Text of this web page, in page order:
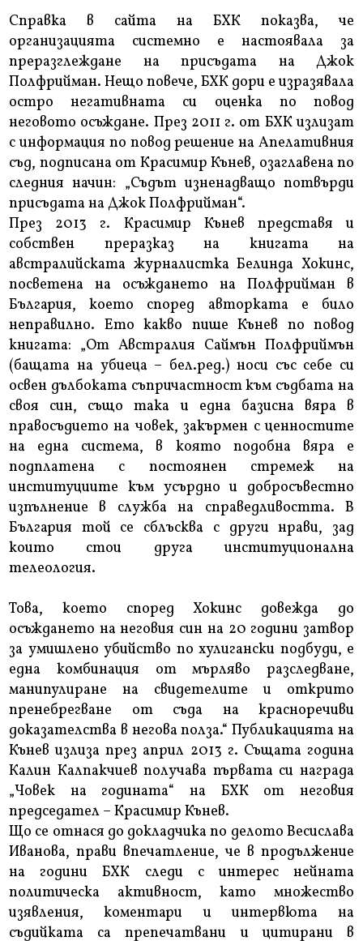
Справка в сайта на БХК показва, че
организацията системно е настоявала за
преразглеждане на присъдата на Джок
Полфрийман. Нещо повече, БХК дори е изразявала
остро негативната си оценка по повод
неговото осъждане. През 2011 г. от БХК излизат
с информация по повод решение на Апелативния
съд, подписана от Красимир Кънев, озаглавена по
следния начин: „Съдът изненадващо потвърди
присъдата на Джок Полфрийман“.
През 2013 г. Красимир Кънев представя и
собствен преразказ на книгата на
австралийската журналистка Белинда Хокинс,
посветена на осъждането на Полфрийман в
България, което според авторката е било
неправилно. Ето какво пише Кънев по повод
книгата: „От Австралия Саймън Полфриймън
(бащата на убиеца – бел.ред.) носи със себе си
освен дълбоката съпричастност към съдбата на
своя син, също така и една базисна вяра в
правосъдието на човек, закърмен с ценностите
на една система, в която подобна вяра е
подплатена с постоянен стремеж на
институциите към усърдно и добросъвестно
изпълнение в служба на справедливостта. В
България той се сблъсква с други нрави, зад
които стои друга институционална
телеология.
Това, което според Хокинс довежда до
осъждането на неговия син на 20 години затвор
за умишлено убийство по хулигански подбуди, е
една комбинация от мърляво разследване,
манипулиране на свидетелите и открито
пренебрегване от съда на красноречиви
доказателства в негова полза.“ Публикацията на
Кънев излиза през април 2013 г. Същата година
Калин Калпакчиев получава първата си награда
„Човек на годината“ на БХК от неговия
председател – Красимир Кънев.
Що се отнася до докладчика по делото Весислава
Иванова, прави впечатление, че в продължение
на години БХК следи с интерес нейната
политическа активност, като множество
изявления, коментари и интервюта на
съдийката са препечатвани и цитирани в